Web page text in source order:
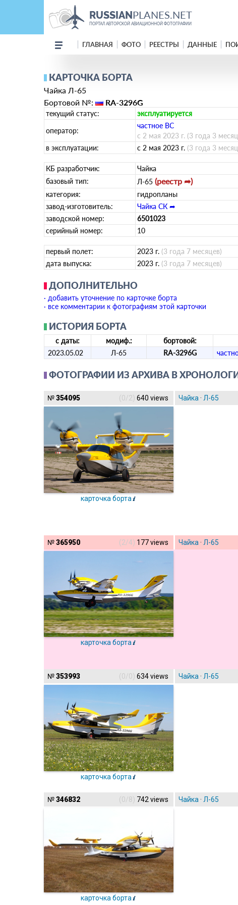
RUSSIANPLANES.NET
ПОРТАЛ АВТОРСКОЙ АВИАЦИОННОЙ ФОТОГРАФИИ
ГЛАВНАЯ ФОТО РЕЕСТРЫ ДАННЫЕ
КАРТОЧКА БОРТА
Чайка Л-65
Бортовой №:
RA-3296G
текущий статус:
эксплуатируется
оператор:
­частное ВС­
с 2 мая 2023 г. (3 года 3
в эксплуатации:
с 2 мая 2023 г. (3 года 3
КБ разработчик:
Чайка
базовый тип:
Л-65 (реестр ➦)
категория:
гидропланы
завод-изготовитель:
Чайка СК ➦
заводской номер:
6501023
серийный номер:
10
первый полет: 2023 г. (3 года 7 месяцев)
дата выпуска:
2023 г. (3 года 7 месяцев)
ДОПОЛНИТЕЛЬНО
· добавить уточнение по карточке борта
· все комментарии к фотографиям этой карточки
ИСТОРИЯ БОРТА
с даты: модиф.: бортовой:
2023.05.02
Л-65 RA-3296G
ФОТОГРАФИИ ИЗ АРХИВА В
№354095 (0/2) 640 views Чайка · Л-65
карточка борта
№365950 (2/4) 177 views Чайка · Л-65
карточка борта
№353993 (0/0) 634 views Чайка · Л-65
карточка борта
№346832 (0/8) 742 views Чайка · Л-65
карточка борта